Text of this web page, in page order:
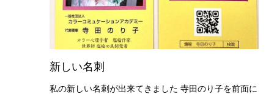
新しい名刺
私の新しい名刺が出来てきました 寺田のり子を前面に